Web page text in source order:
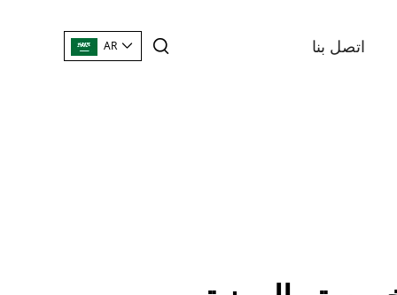
اتصل بنا AR